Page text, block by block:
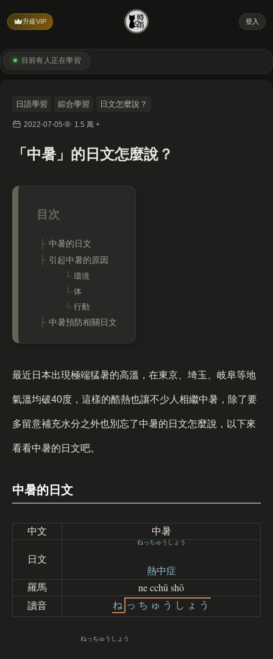
升級VIP 登入
目前有 人正在學習
日語學習 綜合學習 日文怎麼說？
2022-07-05 1.5 萬 +
「中暑」的日文怎麼說？
中暑的日文
引起中暑的原因
環境
体
行動
中暑預防相關日文
最近日本出現極端猛暑的高溫，在東京、埼玉、岐阜等地
氣溫均破40度，這樣的酷熱也讓不少人相繼中暑，除了要
多留意補充水分之外也別忘了中暑的日文怎麼說，以下來
看看中暑的日文吧。
中暑的日文
中文 中暑
日文
熱中症
ねっちゅうしょう
羅馬 ne cchū shō
讀音 ね っ ち ゅ う し ょ う
ねっちゅうしょう